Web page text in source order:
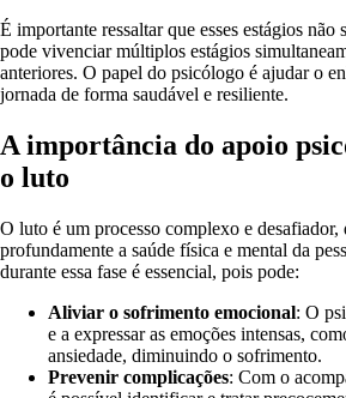
É importante ressaltar que esses estágios não
pode vivenciar múltiplos estágios
anteriores. O papel do psicólogo é ajudar o
jornada de forma saudável e resiliente.
A importância do apoio
o luto
O luto é um processo complexo e desafiador,
profundamente a saúde física e mental da
durante essa fase é essencial, pois pode:
Aliviar o sofrimento emocional: O
e a expressar as emoções intensas,
ansiedade, diminuindo o sofrimento.
Prevenir complicações: Com o